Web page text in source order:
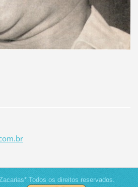
Todos os direitos reservados.